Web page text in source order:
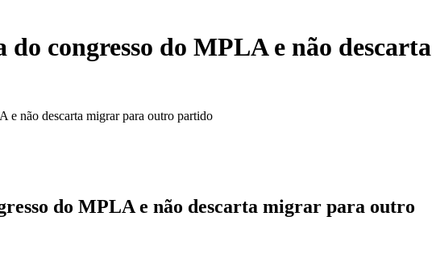
congresso do MPLA e não
e não descarta migrar para outro partido
do MPLA e não descarta migrar para outro